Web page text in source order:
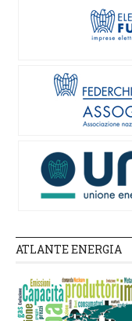
ATLANTE ENERGIA